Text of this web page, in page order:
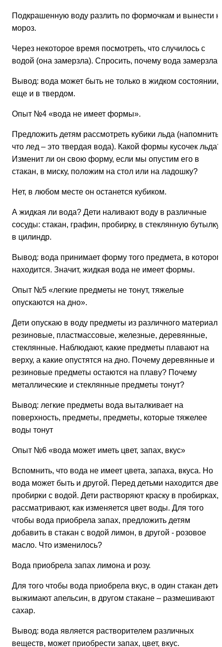
Подкрашенную воду разлить по формочкам и вынести
мороз.
Через некоторое время посмотреть, что случилось с
водой (она замерзла). Спросить, почему вода замерзла?
Вывод: вода может быть не только в жидком состоянии,
еще и в твердом.
Опыт №4 «вода не имеет формы».
Предложить детям рассмотреть кубики льда (напомнить,
что лед – это твердая вода). Какой формы кусочек льда?
Изменит ли он свою форму, если мы опустим его в
стакан, в миску, положим на стол или на ладошку?
Нет, в любом месте он останется кубиком.
А жидкая ли вода? Дети наливают воду в различные
сосуды: стакан, графин, пробирку, в стеклянную бутылку,
в цилиндр.
Вывод: вода принимает форму того предмета, в котором
находится. Значит, жидкая вода не имеет формы.
Опыт №5 «легкие предметы не тонут, тяжелые
опускаются на дно».
Дети опускаю в воду предметы из различного
резиновые, пластмассовые, железные, деревянные,
стеклянные. Наблюдают, какие предметы плавают на
верху, а какие опустятся на дно. Почему деревянные и
резиновые предметы остаются на плаву? Почему
металлические и стеклянные предметы тонут?
Вывод: легкие предметы вода выталкивает на
поверхность, предметы, предметы, которые тяжелее
воды тонут
Опыт №6 «вода может иметь цвет, запах, вкус»
Вспомнить, что вода не имеет цвета, запаха, вкуса. Но
вода может быть и другой. Перед детьми находится две
пробирки с водой. Дети растворяют краску в пробирках,
рассматривают, как изменяется цвет воды. Для того
чтобы вода приобрела запах, предложить детям
добавить в стакан с водой лимон, в другой - розовое
масло. Что изменилось?
Вода приобрела запах лимона и розу.
Для того чтобы вода приобрела вкус, в один стакан дети
выжимают апельсин, в другом стакане – размешивают
сахар.
Вывод: вода является растворителем различных
веществ, может приобрести запах, цвет, вкус.